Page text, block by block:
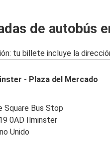
de autobús
tu billete incluye la
- Plaza del Mercado
Square Bus Stop
0AD Ilminster
Unido